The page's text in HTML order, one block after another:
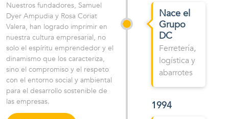
Nace el
Grupo
DC
Ferretería,
logística y
abarrotes
1994
Nuestros fundadores, Samuel
Dyer Ampudia y Rosa Coriat
Valera, han logrado imprimir en
nuestra cultura empresarial, no
solo el espíritu emprendedor y el
dinamismo que los caracteriza,
sino el compromiso y el respeto
con el entorno social y ambiental
para el desarrollo sostenible de
las empresas.